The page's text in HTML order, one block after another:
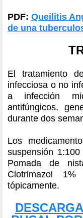
PDF: Queilitis
de una
El tratamiento
infecciosa o no
a infección
antifúngicos,
durante dos
Los
suspensión
Pomada de
Clotrimazol
tópicamente.